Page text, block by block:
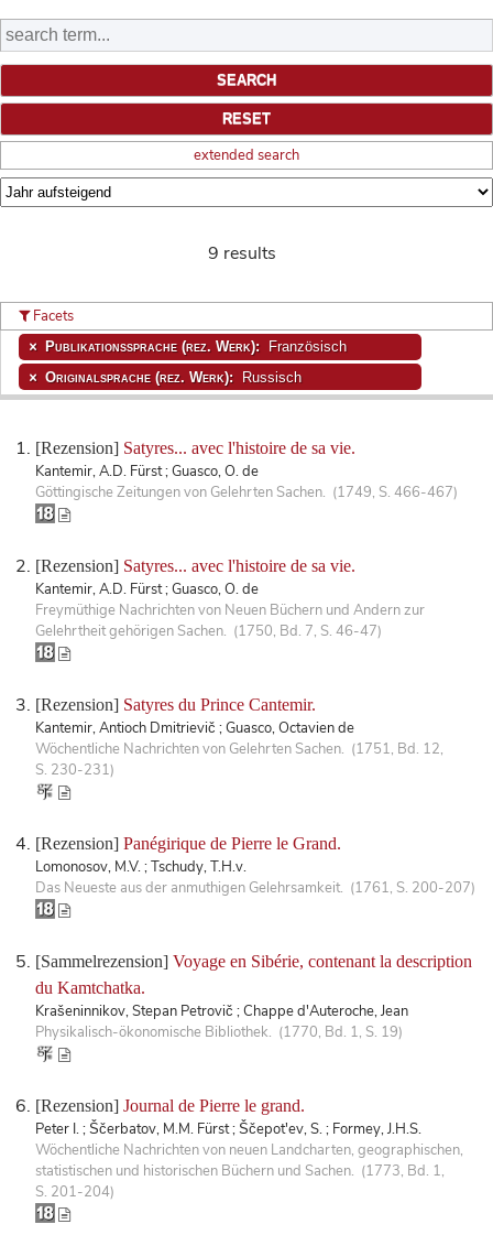
extended search
9 results
[Rezension] Satyres... avec l'histoire de sa vie.
Kantemir, A.D. Fürst ; Guasco, O. de
Göttingische Zeitungen von Gelehrten Sachen. (1749, S. 466-467)
[Rezension] Satyres... avec l'histoire de sa vie.
Kantemir, A.D. Fürst ; Guasco, O. de
Freymüthige Nachrichten von Neuen Büchern und Andern zur
Gelehrtheit gehörigen Sachen. (1750, Bd. 7, S. 46-47)
[Rezension] Satyres du Prince Cantemir.
Kantemir, Antioch Dmitrievič ; Guasco, Octavien de
Wöchentliche Nachrichten von Gelehrten Sachen. (1751, Bd. 12,
S. 230-231)
[Rezension] Panégirique de Pierre le Grand.
Lomonosov, M.V. ; Tschudy, T.H.v.
Das Neueste aus der anmuthigen Gelehrsamkeit. (1761, S. 200-207)
[Sammelrezension] Voyage en Sibérie, contenant la description
du Kamtchatka.
Krašeninnikov, Stepan Petrovič ; Chappe d'Auteroche, Jean
Physikalisch-ökonomische Bibliothek. (1770, Bd. 1, S. 19)
[Rezension] Journal de Pierre le grand.
Peter I. ; Ščerbatov, M.M. Fürst ; Ščepot'ev, S. ; Formey, J.H.S.
Wöchentliche Nachrichten von neuen Landcharten, geographischen,
statistischen und historischen Büchern und Sachen. (1773, Bd. 1,
S. 201-204)
Facets
Publikationssprache (rez. Werk): Französisch
Originalsprache (rez. Werk): Russisch